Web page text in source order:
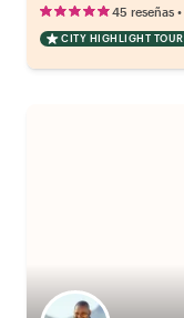
45 reseñas •
CITY HIGHLIGHT TOUR